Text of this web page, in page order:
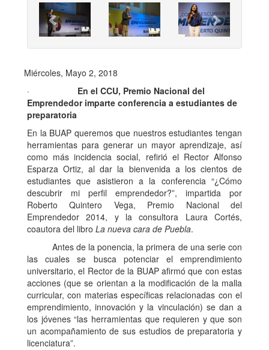
Previous Next
Miércoles, Mayo 2, 2018
· En el CCU, Premio Nacional del
Emprendedor imparte conferencia a estudiantes de
preparatoria
En la BUAP queremos que nuestros estudiantes tengan
herramientas para generar un mayor aprendizaje, así
como más incidencia social, refirió el Rector Alfonso
Esparza Ortiz, al dar la bienvenida a los cientos de
estudiantes que asistieron a la conferencia “¿Cómo
descubrir mi perfil emprendedor?”, impartida por
Roberto Quintero Vega, Premio Nacional del
Emprendedor 2014, y la consultora Laura Cortés,
coautora del libro La nueva cara de Puebla.
Antes de la ponencia, la primera de una serie con
las cuales se busca potenciar el emprendimiento
universitario, el Rector de la BUAP afirmó que con estas
acciones (que se orientan a la modificación de la malla
curricular, con materias específicas relacionadas con el
emprendimiento, innovación y la vinculación) se dan a
los jóvenes “las herramientas que requieren y que son
un acompañamiento de sus estudios de preparatoria y
licenciatura”.